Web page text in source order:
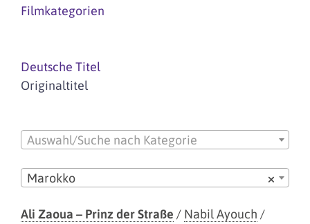
Filmkategorien
Deutsche Titel
Originaltitel
Auswahl/Suche nach Kategorie
×
Marokko
Ali Zaoua – Prinz der Straße / Nabil Ayouch /